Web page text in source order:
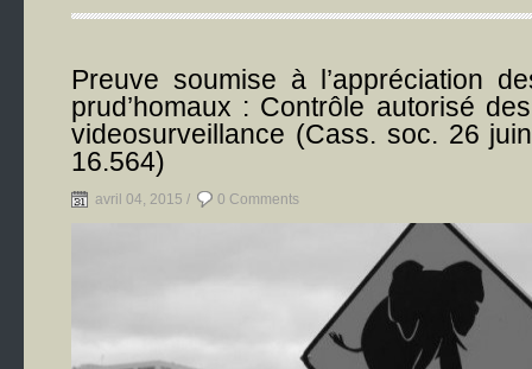
Preuve soumise à l’appréciation
prud’homaux : Contrôle autorisé
videosurveillance (Cass. soc. 26
16.564)
avril 04, 2015 / 0 Comments